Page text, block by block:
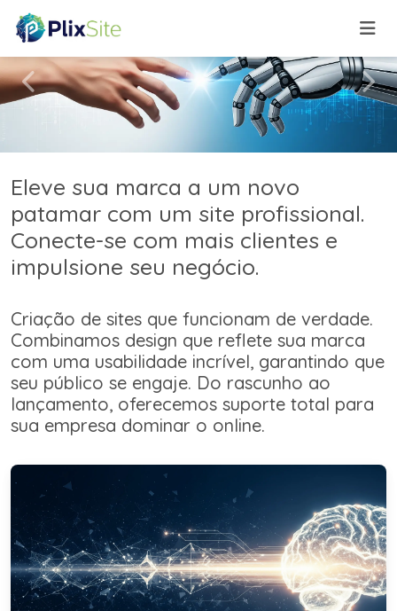
Previous Next
Eleve sua marca a um novo
patamar com um site profissional.
Conecte-se com mais clientes e
impulsione seu negócio.
Criação de sites que funcionam de verdade.
Combinamos design que reflete sua marca
com uma usabilidade incrível, garantindo que
seu público se engaje. Do rascunho ao
lançamento, oferecemos suporte total para
sua empresa dominar o online.